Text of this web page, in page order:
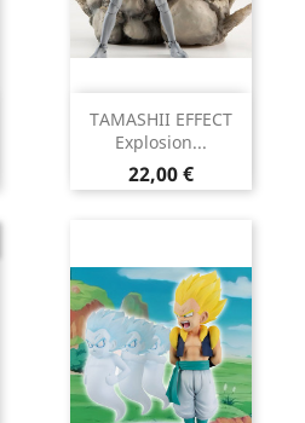
TAMASHII EFFECT
Explosion...
Prix
22,00 €